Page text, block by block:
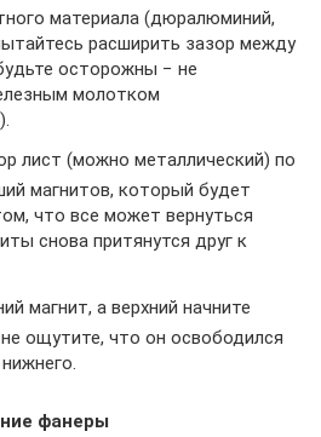
материала (дюралюминий,
расширить зазор между
осторожны − не
молотком
лист (можно металлический) по
магнитов, который будет
что все может вернуться
снова притянутся друг к
магнит, а верхний начните
ощутите, что он освободился
фанеры